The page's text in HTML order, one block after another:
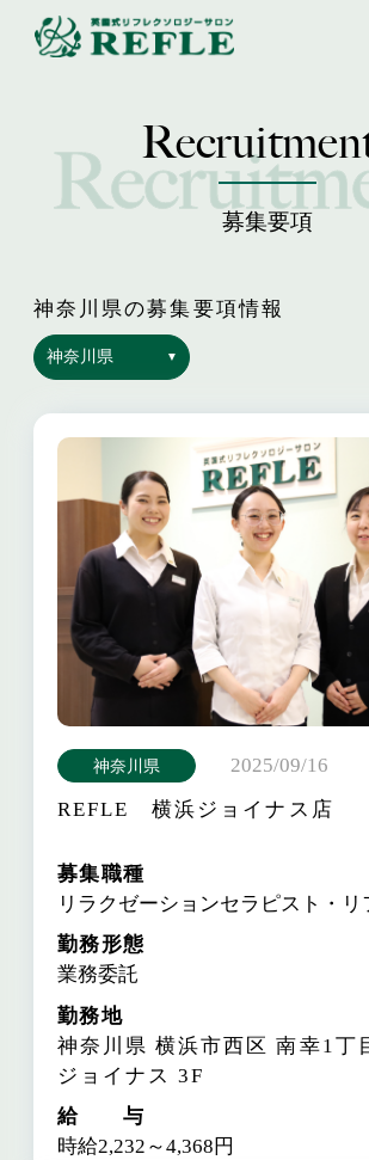
募集要項
神奈川県の募集要項情報
神奈川県
神奈川県
2025/09/16
REFLE 横浜ジョイナス店
募集職種
リラクゼーションセラピスト・リ
勤務形態
業務委託
勤務地
神奈川県 横浜市西区 南幸1丁
ジョイナス 3F
給 与
時給2,232～4,368円